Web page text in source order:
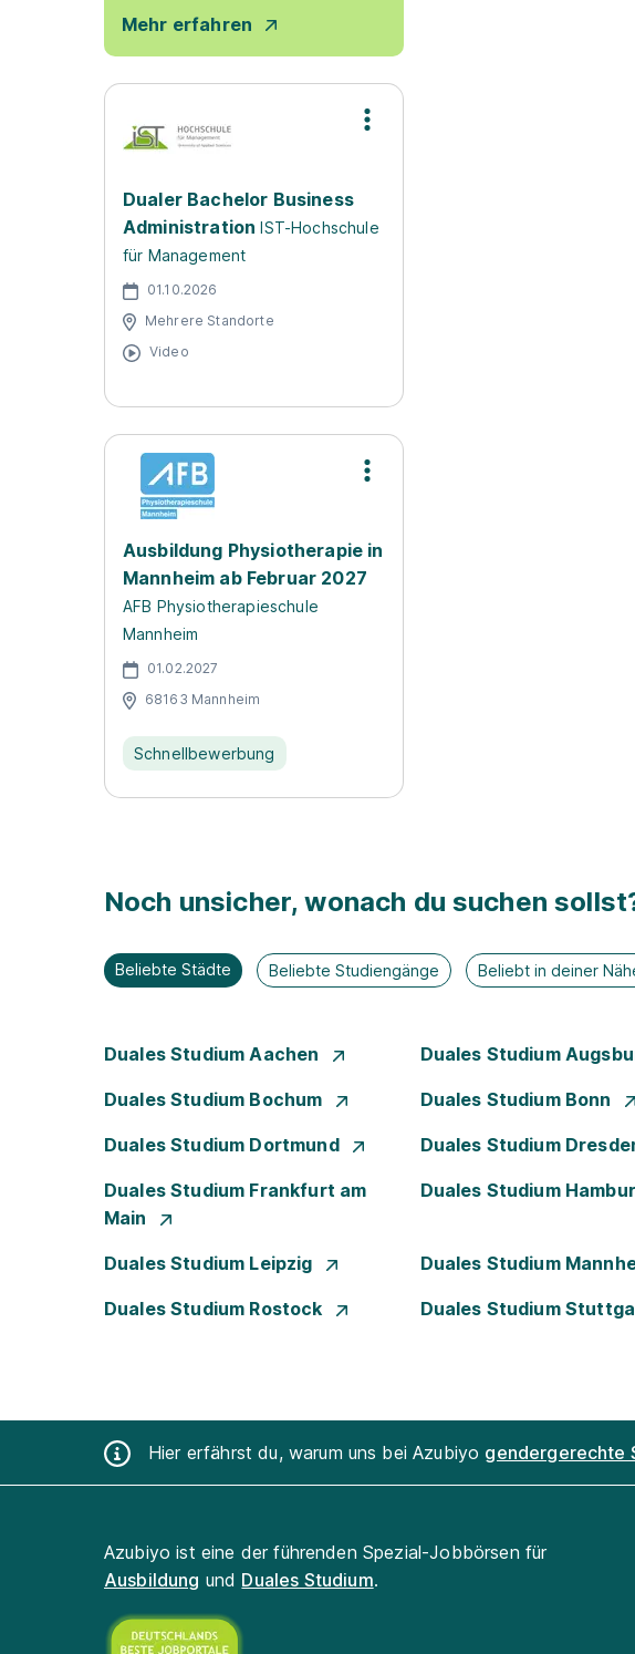
Mehr erfahren
Dualer Bachelor Business
Administration IST-Hochschule
für Management
01.10.2026
Mehrere Standorte
Video
Ausbildung Physiotherapie in
Mannheim ab Februar 2027
AFB Physiotherapieschule
Mannheim
01.02.2027
68163 Mannheim
Schnellbewerbung
Noch unsicher, wonach du suchen
Beliebte Städte Beliebte Studiengänge Beliebt in deiner
Duales Studium Aachen Duales Studium
Duales Studium Bochum Duales Studium Bonn
Duales Studium Dortmund Duales Studium
Duales Studium Frankfurt am
Main
Duales Studium
Duales Studium Leipzig Duales Studium
Duales Studium Rostock Duales Studium
Hier erfährst du, warum uns bei Azubiyo gendergerechte
Azubiyo ist eine der führenden Spezial-Jobbörsen für
Ausbildung und Duales Studium.